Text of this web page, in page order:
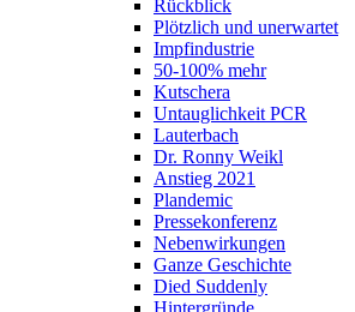
Rückblick
Plötzlich und unerwartet
Impfindustrie
50-100% mehr
Kutschera
Untauglichkeit PCR
Lauterbach
Dr. Ronny Weikl
Anstieg 2021
Plandemic
Pressekonferenz
Nebenwirkungen
Ganze Geschichte
Died Suddenly
Hintergründe